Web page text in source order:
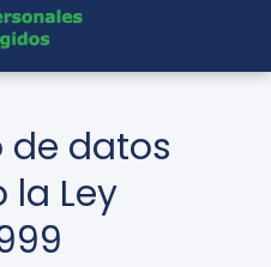
de datos
la Ley